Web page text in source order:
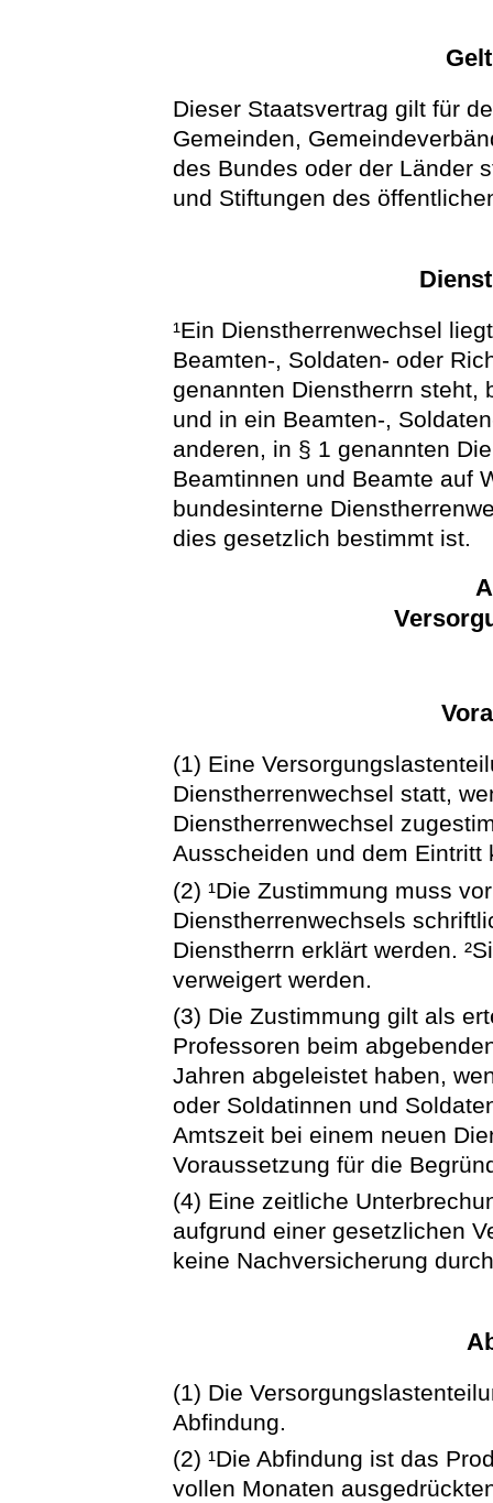
Dieser Staatsvertrag gilt für
Gemeinden,
des Bundes oder der Länder
und Stiftungen des
¹Ein Dienstherrenwechsel
Beamten-, Soldaten- oder
genannten Dienstherrn steht,
und in ein Beamten-,
anderen, in § 1 genannten
Beamtinnen und Beamte auf
bundesinterne
dies gesetzlich bestimmt ist.
(1) Eine
Dienstherrenwechsel statt,
Dienstherrenwechsel
Ausscheiden und dem
(2) ¹Die Zustimmung muss
Dienstherrenwechsels
Dienstherrn erklärt werden.
verweigert werden.
(3) Die Zustimmung gilt als
Professoren beim
Jahren abgeleistet haben,
oder Soldatinnen und
Amtszeit bei einem neuen
Voraussetzung für die
(4) Eine zeitliche
aufgrund einer gesetzlichen
keine Nachversicherung
(1) Die
Abfindung.
(2) ¹Die Abfindung ist das
vollen Monaten